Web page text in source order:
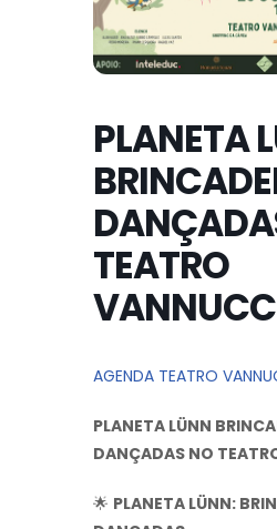
PLANETA
TEATRO
AGENDA TEATRO
PLANETA LÜNN
DANÇADAS NO
🌟 PLANETA LÜNN: